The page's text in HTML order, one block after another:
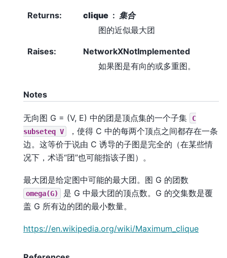
Returns: clique
集合
图的近似最大团
Raises:
NetworkXNotImplemented
如果图是有向的或多重图。
Notes
无向图 G = (V, E) 中的团是顶点集的一个子集
C
subseteq V
，使得 C 中的每两个顶点之间都存在一条
边。这等价于说由 C 诱导的子图是完全的（在某些情
况下，术语“团”也可能指该子图）。
最大团是给定图中可能的最大团。图 G 的团数
omega(G)
是 G 中最大团的顶点数。G 的交集数是覆
盖 G 所有边的团的最小数量。
https://en.wikipedia.org/wiki/Maximum_clique